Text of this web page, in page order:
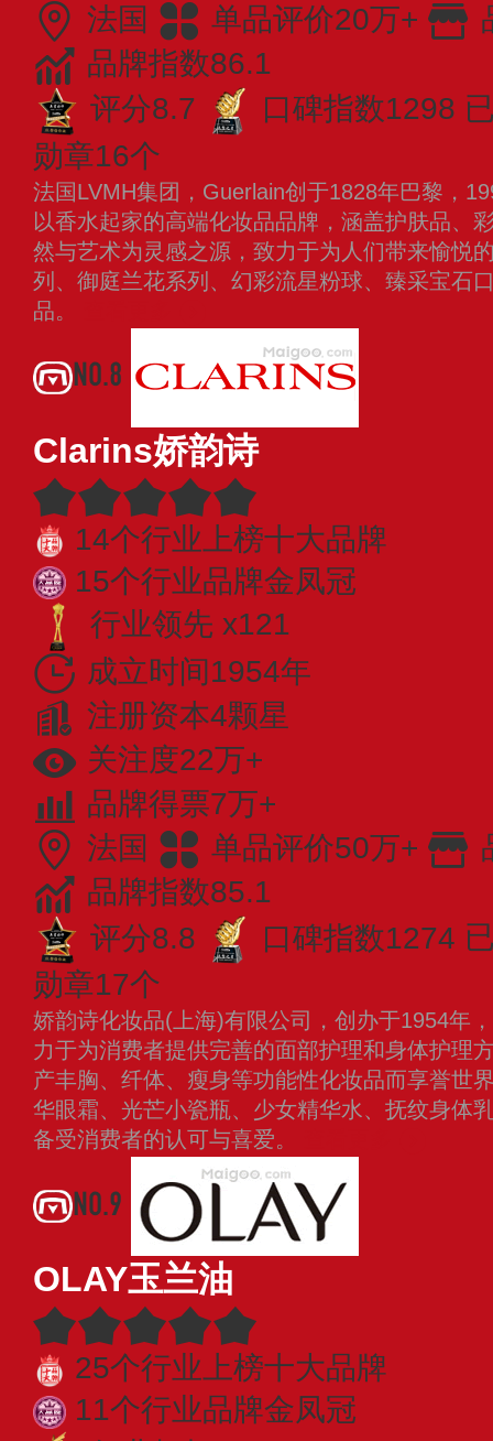
法国
单品评价20万+
品牌指数86.1
评分8.7
口碑指数1298
勋章16个
法国LVMH集团，Guerlain创于1828年巴黎，
以香水起家的高端化妆品品牌，涵盖护肤品、
然与艺术为灵感之源，致力于为人们带来愉悦
列、御庭兰花系列、幻彩流星粉球、臻采宝石
品。
NO.8
Clarins娇韵诗
14个行业上榜十大品牌
15个行业品牌金凤冠
行业领先 x121
成立时间1954年
注册资本4颗星
关注度22万+
品牌得票7万+
法国
单品评价50万+
品牌指数85.1
评分8.8
口碑指数1274
勋章17个
娇韵诗化妆品(上海)有限公司，创办于1954年
力于为消费者提供完善的面部护理和身体护理
产丰胸、纤体、瘦身等功能性化妆品而享誉世
华眼霜、光芒小瓷瓶、少女精华水、抚纹身体
备受消费者的认可与喜爱。
NO.9
OLAY玉兰油
25个行业上榜十大品牌
11个行业品牌金凤冠